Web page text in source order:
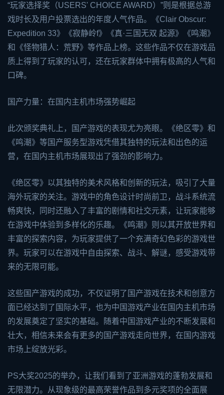
“玩家选择奖（USERS' CHOICE AWARD）”则是根据总游
戏时长及用户投票选出的年度人气作品。《Clair Obscur:
Expedition 33》《寂静岭f》《真·三国无双 起源》《鸣潮》
和《怪物猎人：荒野》等作品上榜。这些作品不仅在游戏品
质上得到了玩家的认可，还在玩家群体中拥有极高的人气和
口碑。
国产力量：在国内主机市场强势崛起
此次颁奖典礼上，国产游戏的表现尤为亮眼。《绝区零》和
《鸣潮》等国产服务型游戏凭借其独特的玩法和出色的运
营，在国内主机市场展现出了强劲的影响力。
《绝区零》以其独特的美术风格和创新的玩法，吸引了大量
海外玩家的关注。游戏中的角色设计时尚前卫，战斗系统流
畅爽快，同时还融入了丰富的剧情和社交元素，让玩家能够
在游戏中体验到多样化的乐趣。《鸣潮》则以其开放世界和
丰富的探索内容，为玩家提供了一个充满奇幻色彩的游戏世
界。玩家可以在游戏中自由探索、战斗、解谜，感受游戏带
来的无限可能。
这些国产游戏的成功，不仅证明了国产游戏在技术和创意方
面已经达到了国际水平，也为中国游戏产业在国内主机市场
的发展奠定了坚实的基础。随着中国游戏产业的不断发展和
壮大，相信未来会有更多的国产游戏走向世界，在国内游戏
市场上绽放光彩。
PS大奖2025的举办，让我们看到了亚洲游戏的蓬勃发展和
无限潜力。从现象级的最高荣誉作品到多元奖项的全面展